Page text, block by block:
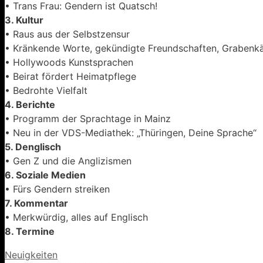
• Trans Frau: Gendern ist Quatsch!
3. Kultur
• Raus aus der Selbstzensur
• Kränkende Worte, gekündigte Freundschaften,
• Hollywoods Kunstsprachen
• Beirat fördert Heimatpflege
• Bedrohte Vielfalt
4. Berichte
• Programm der Sprachtage in Mainz
• Neu in der VDS-Mediathek: „Thüringen, Deine Sprache“
5. Denglisch
• Gen Z und die Anglizismen
6. Soziale Medien
• Fürs Gendern streiken
7. Kommentar
• Merkwürdig, alles auf Englisch
8. Termine
Kategorien
Neuigkeiten